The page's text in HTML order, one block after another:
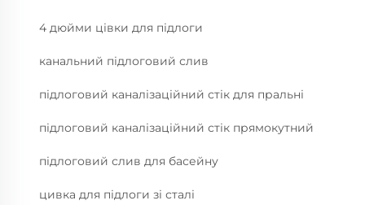
4 дюйми цівки для підлоги
канальний підлоговий слив
підлоговий каналізаційний стік для пральні
підлоговий каналізаційний стік прямокутний
підлоговий слив для басейну
цивка для підлоги зі сталі